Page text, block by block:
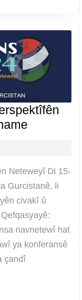
Neteweyî
|
Agahî
|
Bername
Neteweyî Di 15-
Gurcistanê, li
civakî û
navnetewî hat
ya konferansê
çandî